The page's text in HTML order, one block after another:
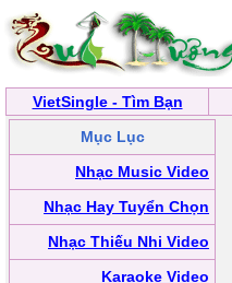
VietSingle - Tìm Bạn
Mục Lục
Nhạc Music Video
Nhạc Hay Tuyển Chọn
Nhạc Thiếu Nhi Video
Karaoke Video